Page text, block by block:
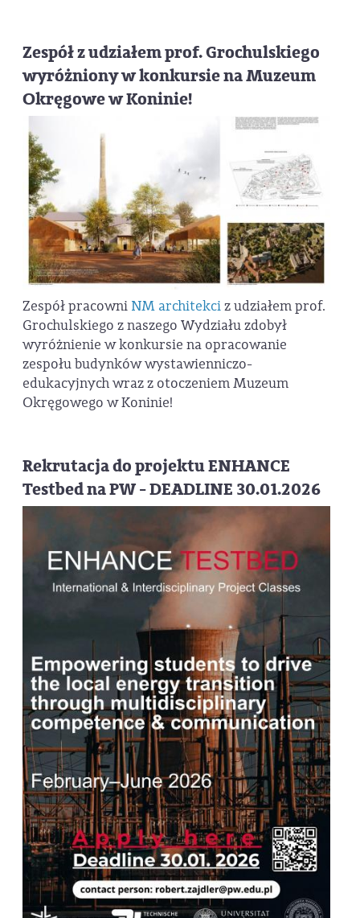
Zespół z udziałem prof. Grochulskiego
wyróżniony w konkursie na Muzeum
Okręgowe w Koninie!
Zespół pracowni NM architekciz udziałem prof.
Grochulskiego z naszego Wydziału zdobył
wyróżnienie w konkursie na opracowanie
zespołu budynków wystawienniczo-
edukacyjnych wraz z otoczeniem Muzeum
Okręgowego w Koninie!
Rekrutacja do projektu ENHANCE
Testbed na PW - DEADLINE 30.01.2026